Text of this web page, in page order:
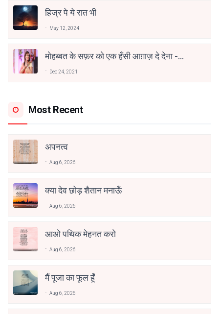
हिज्र पे ये रात भी
May 12, 2024
मोहब्बत के सफ़र को एक हँसी आग़ाज़ दे देना -
Dec 24, 2021
Most Recent
अपनत्व
Aug 6, 2026
क्या देव छोड़ शैतान मनाऊँ
Aug 6, 2026
आओ पथिक मेहनत करो
Aug 6, 2026
मैं पूजा का फूल हूँ
Aug 6, 2026